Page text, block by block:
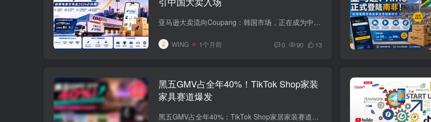
亚马逊大卖流向Coupang：韩国市场，正在成为中国卖家的新必选题 过去很长一段时间，韩国在中国跨境卖家的市场地图里，存在感并不高。 原因并不复杂。相比美国市场的成熟体量、欧洲市场的多站点...
WING 1个月前 0 90 13
黑五GMV占全年40%！TikTok Shop家装
家具赛道爆发
黑五GMV占全年40%：TikTok Shop家居家装赛道，正在进入“内容选品”窗口期 对跨境卖家来说，TikTok Shop的家居家装赛道已经不再只是“低客单小爆品”的试验场。真正值得关注的是，平台正在从美...